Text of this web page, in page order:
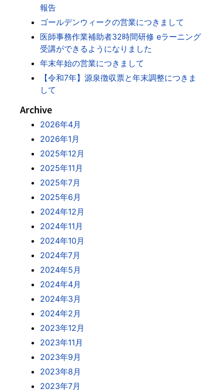
報告
ゴールデンウィークの営業につきまして
医師事務作業補助者32時間研修 eラーニング
受講ができるようになりました
年末年始の営業につきまして
【令和7年】源泉徴収票と年末調整につきま
して
Archive
2026年4月
2026年1月
2025年12月
2025年11月
2025年7月
2025年6月
2024年12月
2024年11月
2024年10月
2024年7月
2024年5月
2024年4月
2024年3月
2024年2月
2023年12月
2023年11月
2023年9月
2023年8月
2023年7月